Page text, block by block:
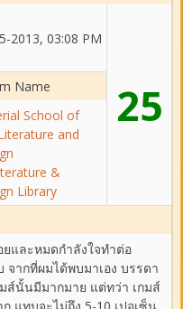
2013, 03:08 PM
25
Name
School of
and
&
Library
ยและหมดกำลังใจทำต่อ
ากที่ผมได้พบมาเอง บรรดา
ส์นั้นมีมากมาย แต่ทว่า เกมส์
แทบจะไม่ถึง 5-10 เปอเซ็น